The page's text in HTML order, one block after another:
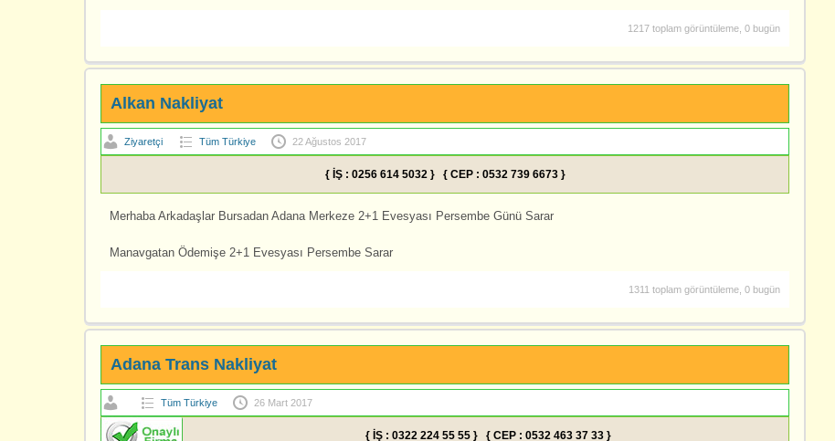
1217 toplam görüntüleme, 0 bugün
Alkan Nakliyat
Ziyaretçi Tüm Türkiye 22 Ağustos 2017
{ İŞ : 0256 614 5032 } { CEP : 0532 739 6673 }
Merhaba Arkadaşlar Bursadan Adana Merkeze 2+1 Evesyası Persembe Günü Sarar
Manavgatan Ödemişe 2+1 Evesyası Persembe Sarar
1311 toplam görüntüleme, 0 bugün
Adana Trans Nakliyat
Tüm Türkiye 26 Mart 2017
{ İŞ : 0322 224 55 55 } { CEP : 0532 463 37 33 }